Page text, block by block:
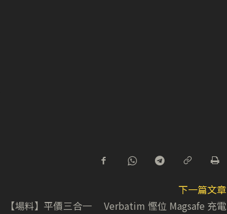
下一篇文章
【場料】平價三合一 Verbatim 慳位 Magsafe 充電